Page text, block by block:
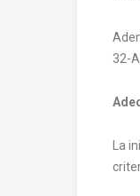
32-
La